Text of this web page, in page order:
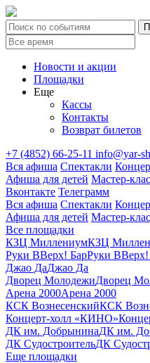
Новости и акции
Площадки
Еще
Кассы
Контакты
Возврат билетов
+7 (4852) 66-25-11 info@yar-
Вся афиша Спектакли
Афиша для детей Мастер-
Вконтакте Телеграмм
Вся афиша Спектакли
Афиша для детей Мастер-
Все площадки
КЗЦ МиллениумКЗЦ
Руки ВВерх! БарРуки ВВерх!
Джао ДаДжао Да
Дворец МолодежиДворец
Арена 2000Арена 2000
КСК ВознесенскийКСК
Концерт-холл «КИНО»
ДК им. ДобрынинаДК им.
ДК СудостроительДК
Еще площадки